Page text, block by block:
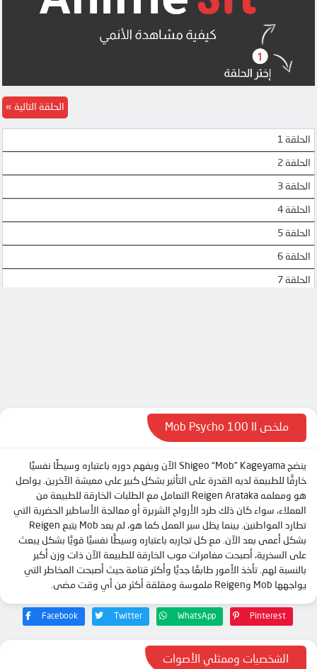
الحلقة 1
الحلقة 2
الحلقة 3
الحلقة 4
الحلقة 5
الحلقة 6
الحلقة 7
الحلقة التالية
ملخص Mob Psycho 100 II
ينضج Shigeo “Mob” Kageyama الآن ويفهم دوره باعتباره وسيطًا نفسيًا
خارقًا للطبيعة لديه القدرة على التأثير بشكل كبير على معيشة الآخرين. يواصل
هو ومعلمه Reigen Arataka التعامل مع الطلبات الخارقة للطبيعة من
العملاء، سواء كان ذلك طرد الأرواح الشريرة أو معالجة الأساطير الحضرية التي
تطارد المواطنين. بينما يظل سير العمل كما هو، لم يعد Mob يتبع Reigen
بشكل أعمى بعد الآن. مع كل تجاربه باعتباره وسيطًا نفسيًا قويًا بشكل يبعث
على السخرية، أصبحت مغامرات موب الخارقة للطبيعة الآن ذات وزن أكبر
بالنسبة لهم. تأخذ الأمور طابعًا جديًا وأكثر قتامة حيث أصبحت المخاطر التي
يواجهها Mob وReigen ملموسة ومقلقة أكثر من أي وقت مضى.
Facebook Twitter WhatsApp Pinterest
الشخصيات وممثلي الأصوات